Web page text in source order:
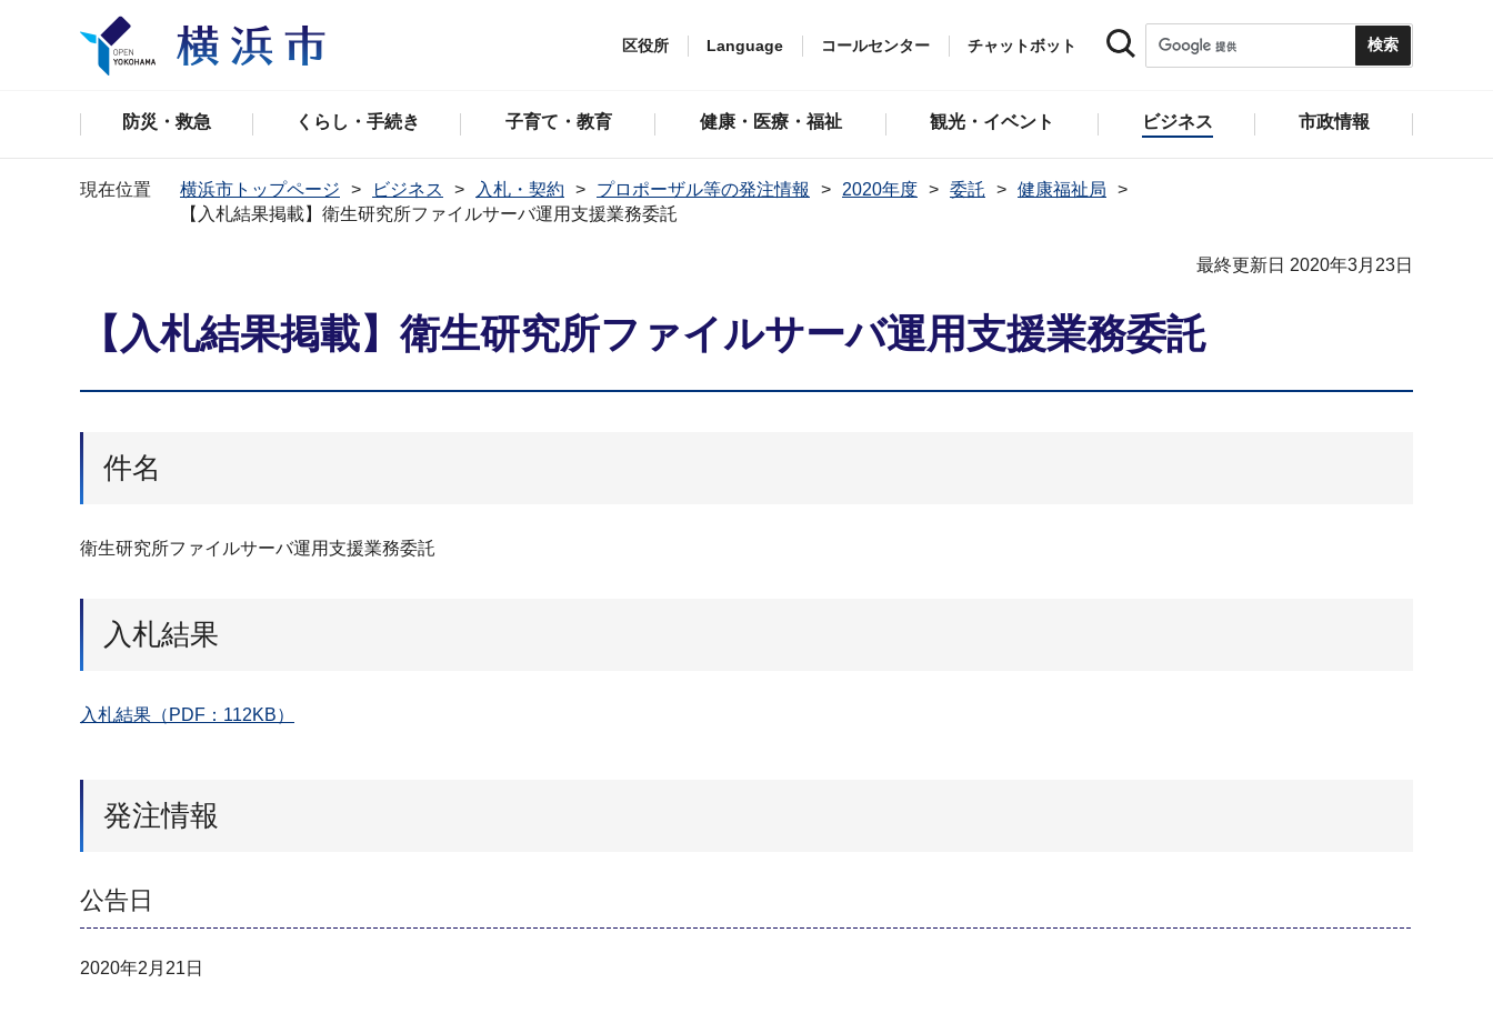
区役所 Language コールセンター チャットボット
防災・救急 くらし・手続き 子育て・教育 健康・医療・福祉 観光・イベント ビジネス 市政情報
現在位置 横浜市トップページ ビジネス 入札・契約 プロポーザル等の発注情報 2020年度 委託
健康福祉局
【入札結果掲載】衛生研究所ファイルサーバ運用支援業務委託
最終更新日 2020年3月23日
【入札結果掲載】衛生研究所ファイルサーバ運用支援業務委託
件名
衛⽣研究所ファイルサーバ運⽤⽀援業務委託
入札結果
入札結果（PDF：112KB）
発注情報
公告日
2020年2月21日